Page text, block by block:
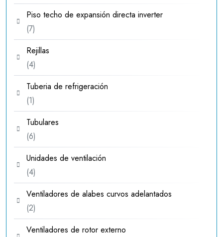
productos
Piso techo de expansión directa inverter
77
productos
Rejillas
44
productos
Tuberia de refrigeración
11
producto
Tubulares
66
productos
Unidades de ventilación
44
productos
Ventiladores de alabes curvos adelantados
22
productos
Ventiladores de rotor externo